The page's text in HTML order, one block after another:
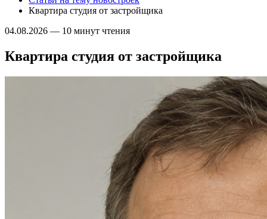
Квартира студия от застройщика
04.08.2026 — 10 минут чтения
Квартира студия от застройщика